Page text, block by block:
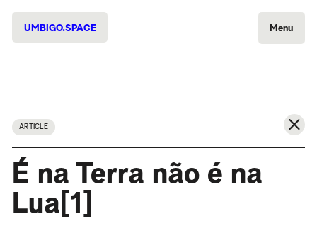
UMBIGO.SPACE Menu
ARTICLE
É na Terra não é na
Lua[1]